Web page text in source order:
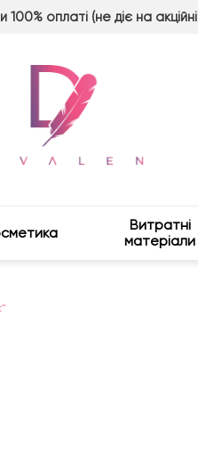
оплаті (не діє на
Витратні
матеріали